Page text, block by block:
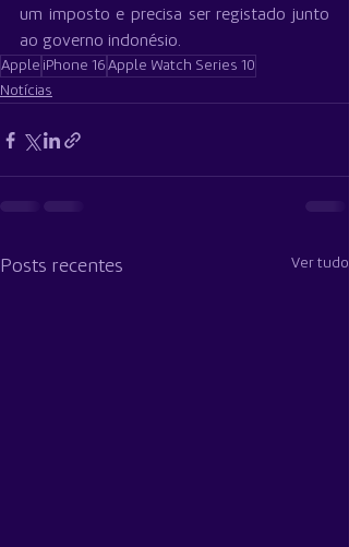
um imposto e precisa ser registado junto
ao governo indonésio.
Apple iPhone 16 Apple Watch Series 10
Notícias
Posts recentes Ver tudo